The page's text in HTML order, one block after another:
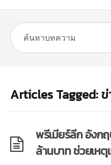
Articles Tagged:
พรีเมียร์ลีก อังก
ล้านบาท ช่วยเหตุ